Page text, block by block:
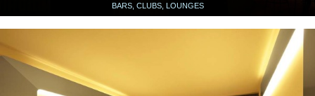
BARS, CLUBS, LOUNGES